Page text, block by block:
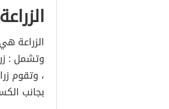
الزراعة
الزراعة
وتشمل :
، وتقوم
بجانب